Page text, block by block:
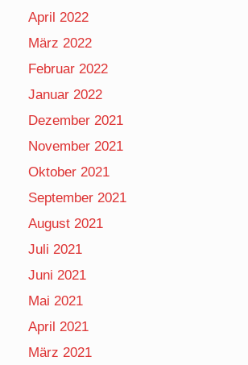
April 2022
März 2022
Februar 2022
Januar 2022
Dezember 2021
November 2021
Oktober 2021
September 2021
August 2021
Juli 2021
Juni 2021
Mai 2021
April 2021
März 2021